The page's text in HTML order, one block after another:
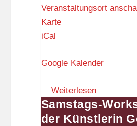
G
)
Veranstaltungsort
KarteZ
–
e
i
iCal
Google Kalender
Weiterlesen
Samstags-
Workshop
Samstags-
der Künstlerin